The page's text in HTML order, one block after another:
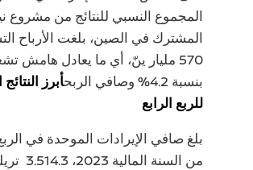
المجموع النسبي للنتائج من مشروع
المشترك في الصين، بلغت الأرباح
570 مليار ينّ، أي ما يعادل هامش
بنسبة 4.2% وصافي الربح
أبرز النتائج
للربع الرابع
بلغ صافي الإيرادات الموحدة في
من السنة